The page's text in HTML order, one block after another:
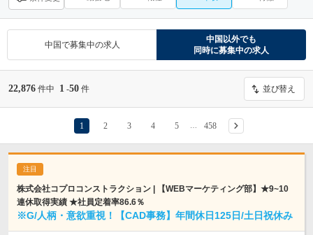
中国で募集中の求人
中国 以外でも
同時に募集中の求人
22,876 件中 1 -50 件 並び替え
1 2 3 4 5 458
株式会社コプロコンストラクション | 【WEBマーケティング部】★9~10
連休取得実績 ★社員定着率86.6％
※G/人柄・意欲重視！【CAD事務】年間休日125日/土日祝休み